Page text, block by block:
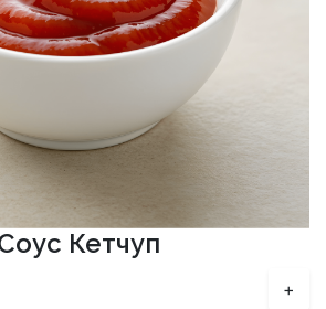
Кетчуп
+